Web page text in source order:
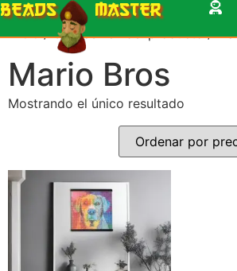
BEADS MASTER
Inicio/ CanvasFlex del producto /
Mario Bros
Mostrando el único resultado